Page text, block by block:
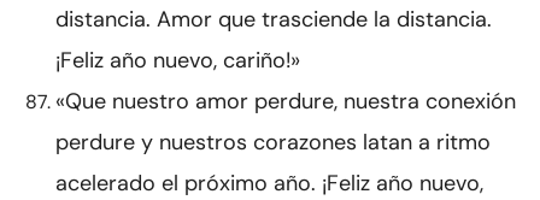
distancia. Amor que trasciende la distancia.
¡Feliz año nuevo, cariño!»
«Que nuestro amor perdure, nuestra conexión
perdure y nuestros corazones latan a ritmo
acelerado el próximo año. ¡Feliz año nuevo,